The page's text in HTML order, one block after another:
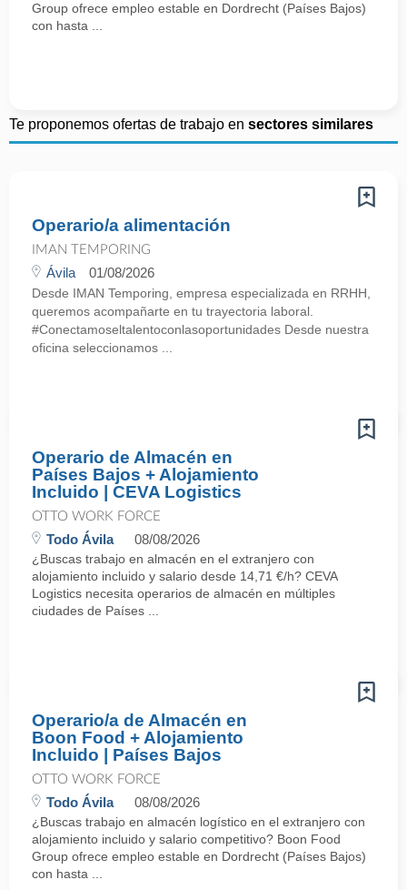
Group ofrece empleo estable en Dordrecht (Países Bajos)
con hasta ...
Te proponemos ofertas de trabajo en sectores similares
Operario/a alimentación
IMAN TEMPORING
Ávila 01/08/2026
Desde IMAN Temporing, empresa especializada en RRHH,
queremos acompañarte en tu trayectoria laboral.
#Conectamoseltalentoconlasoportunidades Desde nuestra
oficina seleccionamos ...
Operario de Almacén en
Países Bajos + Alojamiento
Incluido | CEVA Logistics
OTTO WORK FORCE
Todo Ávila 08/08/2026
¿Buscas trabajo en almacén en el extranjero con
alojamiento incluido y salario desde 14,71 €/h? CEVA
Logistics necesita operarios de almacén en múltiples
ciudades de Países ...
Operario/a de Almacén en
Boon Food + Alojamiento
Incluido | Países Bajos
OTTO WORK FORCE
Todo Ávila 08/08/2026
¿Buscas trabajo en almacén logístico en el extranjero con
alojamiento incluido y salario competitivo? Boon Food
Group ofrece empleo estable en Dordrecht (Países Bajos)
con hasta ...